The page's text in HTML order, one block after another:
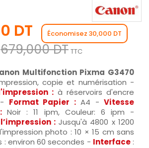
DT Économisez 30,000 DT
679,000 DT TTC
Multifonction Pixma G3470
copie et numérisation -
: à réservoirs d'encre
Format Papier :A4 -Vitesse
Noir : 11 ipm, Couleur: 6 ipm -
:Jusqu'à 4800 x 1200
photo : 10 × 15 cm sans
: environ 60 secondes - Interface: